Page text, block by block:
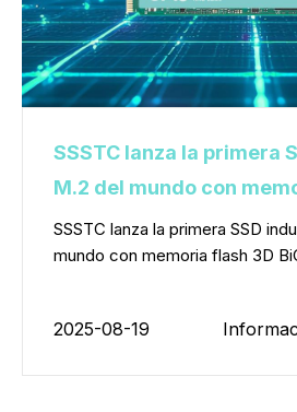
SSSTC lanza la primera
M.2 del mundo con
BiCS FLASH™ de
KIOXIA y una interfaz
SSSTC lanza la primera SSD
mundo con memoria flash 3D
2025-08-19